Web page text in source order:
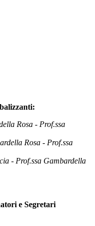
Rosa - Prof.ssa
Rosa - Prof.ssa
- Prof.ssa Gambardella
e Segretari